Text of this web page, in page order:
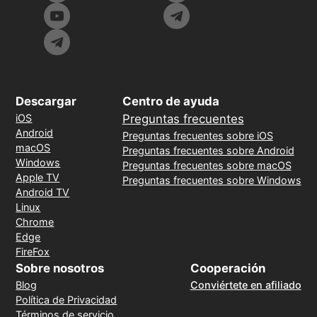
Descargar
iOS
Android
macOS
Windows
Apple TV
Android TV
Linux
Chrome
Edge
FireFox
Centro de ayuda
Preguntas frecuentes
Preguntas frecuentes sobre iOS
Preguntas frecuentes sobre Android
Preguntas frecuentes sobre macOS
Preguntas frecuentes sobre Windows
Sobre nosotros
Blog
Política de Privacidad
Términos de servicio
Cooperación
Conviértete en afiliado